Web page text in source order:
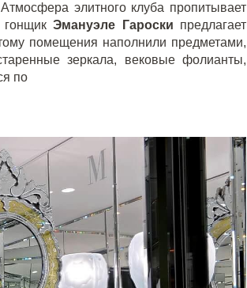
элитного клуба пропитывает
Эмануэле Гароски предлагает
помещения наполнили предметами,
зеркала, вековые фолианты,
по